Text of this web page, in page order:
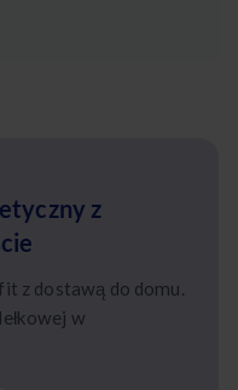
z
z dostawą do domu.
w